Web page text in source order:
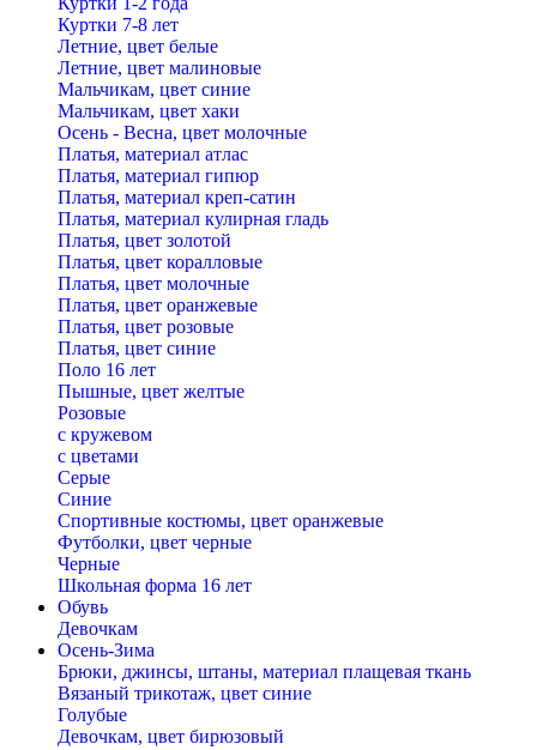
Куртки 7-8 лет
Летние, цвет белые
Летние, цвет малиновые
Мальчикам, цвет синие
Мальчикам, цвет хаки
Осень - Весна, цвет молочные
Платья, материал атлас
Платья, материал гипюр
Платья, материал креп-сатин
Платья, материал кулирная гладь
Платья, цвет золотой
Платья, цвет коралловые
Платья, цвет молочные
Платья, цвет оранжевые
Платья, цвет розовые
Платья, цвет синие
Поло 16 лет
Пышные, цвет желтые
Розовые
с кружевом
с цветами
Серые
Синие
Спортивные костюмы, цвет оранжевые
Футболки, цвет черные
Черные
Школьная форма 16 лет
Обувь
Девочкам
Осень-Зима
Брюки, джинсы, штаны, материал плащевая ткань
Вязаный трикотаж, цвет синие
Голубые
Девочкам, цвет бирюзовый